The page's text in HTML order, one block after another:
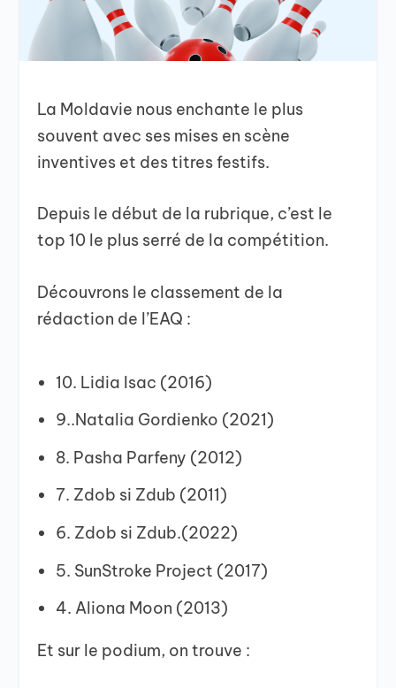
La Moldavie nous enchante le plus
souvent avec ses mises en scène
inventives et des titres festifs.
Depuis le début de la rubrique, c’est le
top 10 le plus serré de la compétition.
Découvrons le classement de la
rédaction de l’EAQ :
10. Lidia Isac (2016)
9..Natalia Gordienko (2021)
8. Pasha Parfeny (2012)
7. Zdob si Zdub (2011)
6. Zdob si Zdub.(2022)
5. SunStroke Project (2017)
4. Aliona Moon (2013)
Et sur le podium, on trouve :